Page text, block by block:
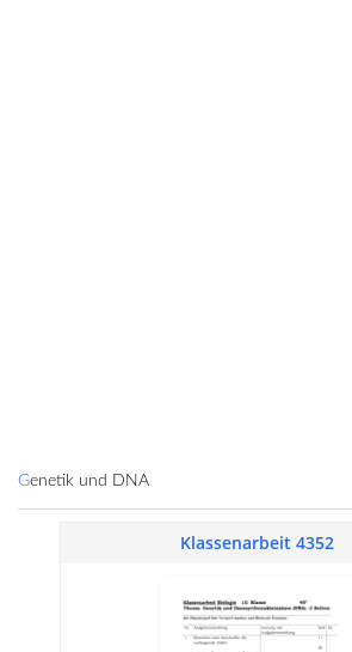
Genetik und DNA
Klassenarbeit 4352